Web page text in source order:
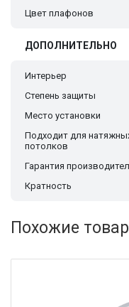
Цвет плафонов
ДОПОЛНИТЕЛЬНО
Интерьер
Степень защиты
Место установки
Подходит для
потолков
Гарантия
Кратность
Похожие